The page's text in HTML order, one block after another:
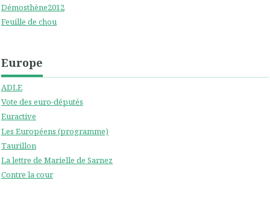
Démosthène2012
Feuille de chou
Europe
ADLE
Vote des euro-députés
Euractive
Les Européens (programme)
Taurillon
La lettre de Marielle de Sarnez
Contre la cour